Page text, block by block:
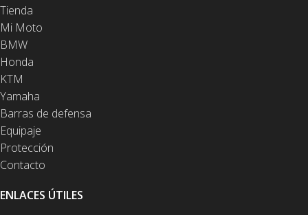
Tienda
Mi Moto
BMW
Honda
KTM
Yamaha
Barras de defensa
Equipaje
Protección
Contacto
ENLACES ÚTILES